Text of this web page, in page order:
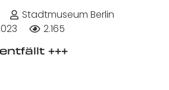
Stadtmuseum Berlin
2.165
+++